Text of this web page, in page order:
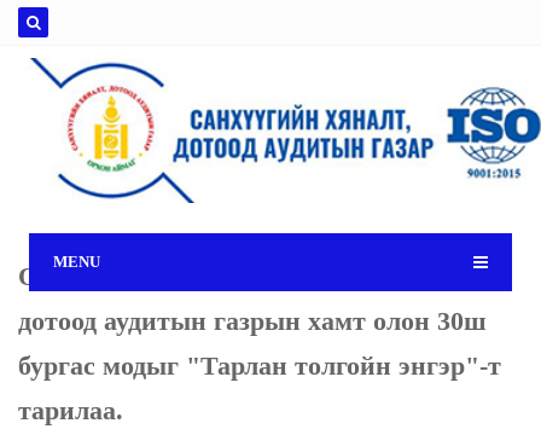
MENU
Орхон аймгийн Санхүүгийн хяналт,
дотоод аудитын газрын хамт олон 30ш
бургас модыг "Тарлан толгойн энгэр"-т
тарилаа.